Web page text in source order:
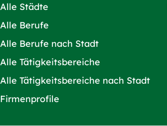
Alle Städte
Alle Berufe
Alle Berufe nach Stadt
Alle Tätigkeitsbereiche
Alle Tätigkeitsbereiche nach Stadt
Firmenprofile